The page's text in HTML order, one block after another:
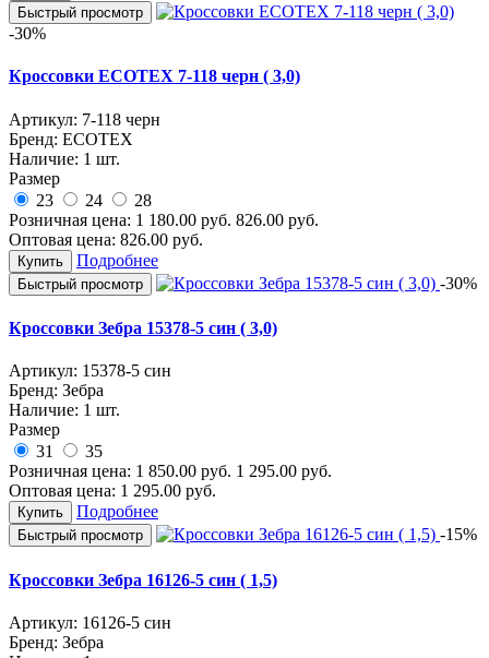
Быстрый просмотр
-30%
Кроссовки ECOTEX 7-118 черн ( 3,0)
Артикул: 7-118 черн
Бренд: ECOTEX
Наличие: 1 шт.
Размер
23
24
28
Розничная цена: 1 180.00 руб. 826.00 руб.
Оптовая цена: 826.00 руб.
Купить Подробнее
Быстрый просмотр -30%
Кроссовки Зебра 15378-5 син ( 3,0)
Артикул: 15378-5 син
Бренд: Зебра
Наличие: 1 шт.
Размер
31
35
Розничная цена: 1 850.00 руб. 1 295.00 руб.
Оптовая цена: 1 295.00 руб.
Купить Подробнее
Быстрый просмотр -15%
Кроссовки Зебра 16126-5 син ( 1,5)
Артикул: 16126-5 син
Бренд: Зебра